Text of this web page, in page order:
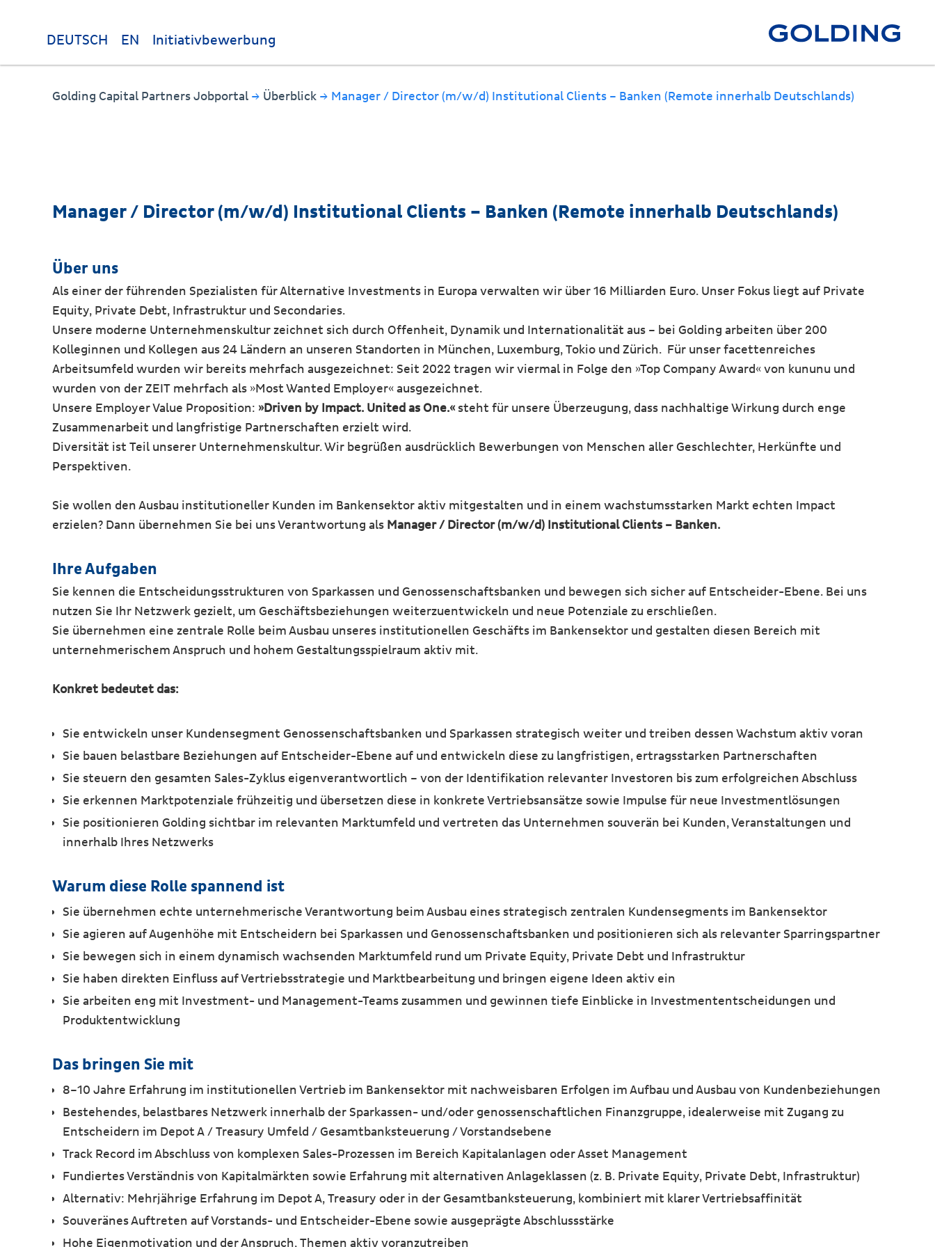
DEUTSCH EN Initiativbewerbung
Golding Capital Partners Jobportal → Überblick → Manager / Director (m/w/d) Institutional Clients – Banken (Remote innerhalb Deutschlands)
Manager / Director (m/w/d) Institutional Clients – Banken (Remote innerhalb Deutschlands)
Über uns
Als einer der führenden Spezialisten für Alternative Investments in Europa verwalten wir über 16 Milliarden Euro. Unser Fokus liegt auf Private
Equity, Private Debt, Infrastruktur und Secondaries.
Unsere moderne Unternehmenskultur zeichnet sich durch Offenheit, Dynamik und Internationalität aus – bei Golding arbeiten über 200
Kolleginnen und Kollegen aus 24 Ländern an unseren Standorten in München, Luxemburg, Tokio und Zürich. Für unser facettenreiches
Arbeitsumfeld wurden wir bereits mehrfach ausgezeichnet: Seit 2022 tragen wir viermal in Folge den »Top Company Award« von kununu und
wurden von der ZEIT mehrfach als »Most Wanted Employer« ausgezeichnet.
Unsere Employer Value Proposition: »Driven by Impact. United as One.«steht für unsere Überzeugung, dass nachhaltige Wirkung durch enge
Zusammenarbeit und langfristige Partnerschaften erzielt wird.
Diversität ist Teil unserer Unternehmenskultur. Wir begrüßen ausdrücklich Bewerbungen von Menschen aller Geschlechter, Herkünfte und
Perspektiven.
Sie wollen den Ausbau institutioneller Kunden im Bankensektor aktiv mitgestalten und in einem wachstumsstarken Markt echten Impact
erzielen? Dann übernehmen Sie bei uns Verantwortung als Manager / Director (m/w/d) Institutional Clients – Banken.
Ihre Aufgaben
Sie kennen die Entscheidungsstrukturen von Sparkassen und Genossenschaftsbanken und bewegen sich sicher auf Entscheider-Ebene. Bei uns
nutzen Sie Ihr Netzwerk gezielt, um Geschäftsbeziehungen weiterzuentwickeln und neue Potenziale zu erschließen.
Sie übernehmen eine zentrale Rolle beim Ausbau unseres institutionellen Geschäfts im Bankensektor und gestalten diesen Bereich mit
unternehmerischem Anspruch und hohem Gestaltungsspielraum aktiv mit.
Konkret bedeutet das:
Sie entwickeln unser Kundensegment Genossenschaftsbanken und Sparkassen strategisch weiter und treiben dessen Wachstum aktiv voran
Sie bauen belastbare Beziehungen auf Entscheider-Ebene auf und entwickeln diese zu langfristigen, ertragsstarken Partnerschaften
Sie steuern den gesamten Sales-Zyklus eigenverantwortlich – von der Identifikation relevanter Investoren bis zum erfolgreichen Abschluss
Sie erkennen Marktpotenziale frühzeitig und übersetzen diese in konkrete Vertriebsansätze sowie Impulse für neue Investmentlösungen
Sie positionieren Golding sichtbar im relevanten Marktumfeld und vertreten das Unternehmen souverän bei Kunden, Veranstaltungen und
innerhalb Ihres Netzwerks
Warum diese Rolle spannend ist
Sie übernehmen echte unternehmerische Verantwortung beim Ausbau eines strategisch zentralen Kundensegments im Bankensektor
Sie agieren auf Augenhöhe mit Entscheidern bei Sparkassen und Genossenschaftsbanken und positionieren sich als relevanter Sparringspartner
Sie bewegen sich in einem dynamisch wachsenden Marktumfeld rund um Private Equity, Private Debt und Infrastruktur
Sie haben direkten Einfluss auf Vertriebsstrategie und Marktbearbeitung und bringen eigene Ideen aktiv ein
Sie arbeiten eng mit Investment- und Management-Teams zusammen und gewinnen tiefe Einblicke in Investmententscheidungen und
Produktentwicklung
Das bringen Sie mit
8–10 Jahre Erfahrung im institutionellen Vertrieb im Bankensektor mit nachweisbaren Erfolgen im Aufbau und Ausbau von Kundenbeziehungen
Bestehendes, belastbares Netzwerk innerhalb der Sparkassen- und/oder genossenschaftlichen Finanzgruppe, idealerweise mit Zugang zu
Entscheidern im Depot A / Treasury Umfeld / Gesamtbanksteuerung / Vorstandsebene
Track Record im Abschluss von komplexen Sales-Prozessen im Bereich Kapitalanlagen oder Asset Management
Fundiertes Verständnis von Kapitalmärkten sowie Erfahrung mit alternativen Anlageklassen (z. B. Private Equity, Private Debt, Infrastruktur)
Alternativ: Mehrjährige Erfahrung im Depot A, Treasury oder in der Gesamtbanksteuerung, kombiniert mit klarer Vertriebsaffinität
Souveränes Auftreten auf Vorstands- und Entscheider-Ebene sowie ausgeprägte Abschlussstärke
Hohe Eigenmotivation und der Anspruch, Themen aktiv voranzutreiben